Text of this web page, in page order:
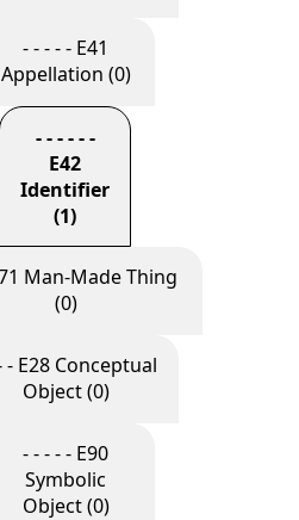
- - - - - E41
Appellation (0)
- - - - - -
E42
Identifier
(1)
(0)
Object (0)
- - - - - E90
Symbolic
Object (0)